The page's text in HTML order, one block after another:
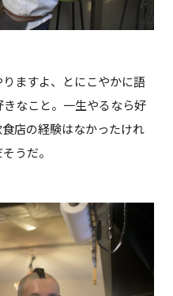
ますよ、とにこやかに語
なこと。一生やるなら好
店の経験はなかったけれ
うだ。